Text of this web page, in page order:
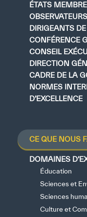
ÉTATS
DIRIGEANTS DE
CONFÉRENCE
CONSEIL
DIRECTION
CADRE DE LA
NORMES
D’EXCELLENCE
CE QUE NOUS
DOMAINES
Éducation
Sciences et
Sciences
Culture et